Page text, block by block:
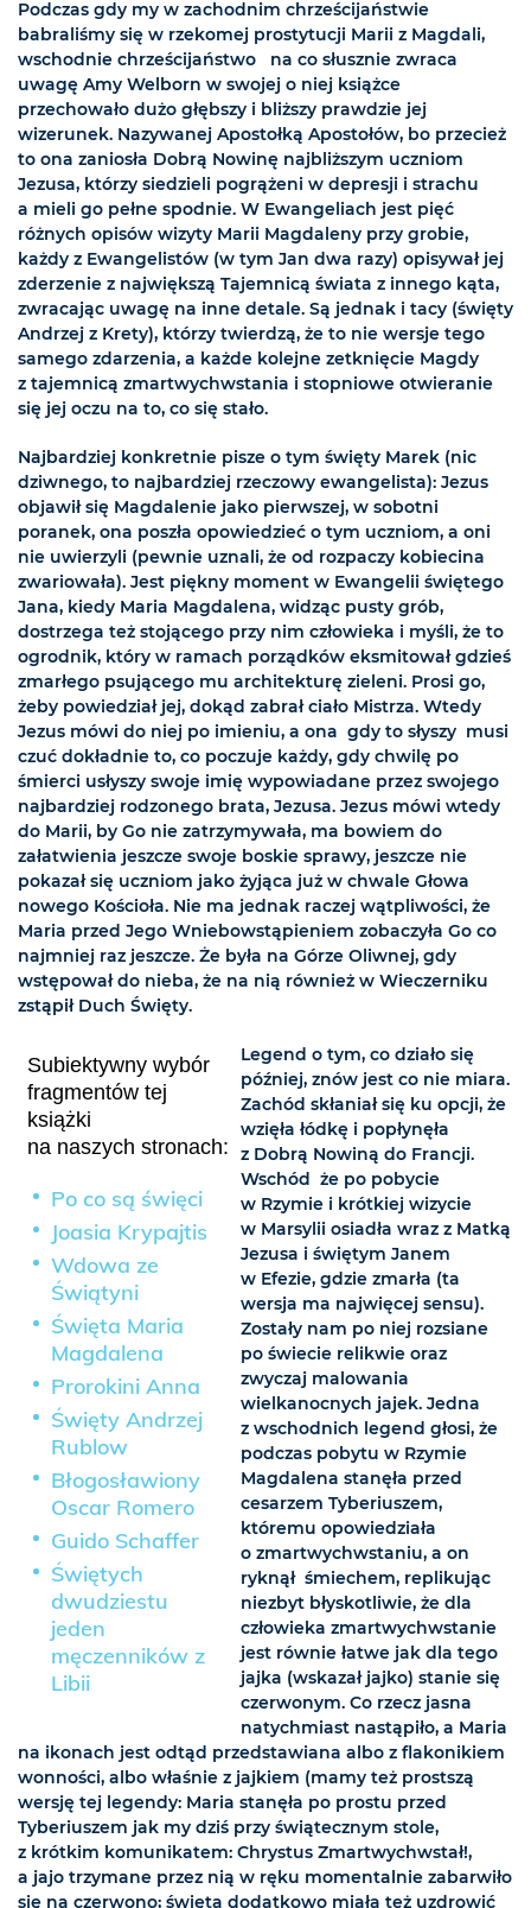
Podczas gdy my w zachodnim chrześcijaństwie
babraliśmy się w rzekomej prostytucji Marii z Magdali,
wschodnie chrześcijaństwo  na co słusznie zwraca
uwagę Amy Welborn w swojej o niej książce 
przechowało dużo głębszy i bliższy prawdzie jej
wizerunek. Nazywanej Apostołką Apostołów, bo przecież
to ona zaniosła Dobrą Nowinę najbliższym uczniom
Jezusa, którzy siedzieli pogrążeni w depresji i strachu 
a mieli go pełne spodnie. W Ewangeliach jest pięć
różnych opisów wizyty Marii Magdaleny przy grobie,
każdy z Ewangelistów (w tym Jan dwa razy) opisywał jej
zderzenie z największą Tajemnicą świata z innego kąta,
zwracając uwagę na inne detale. Są jednak i tacy (święty
Andrzej z Krety), którzy twierdzą, że to nie wersje tego
samego zdarzenia, a każde kolejne zetknięcie Magdy
z tajemnicą zmartwychwstania i stopniowe otwieranie
się jej oczu na to, co się stało.
Najbardziej konkretnie pisze o tym święty Marek (nic
dziwnego, to najbardziej rzeczowy ewangelista): Jezus
objawił się Magdalenie jako pierwszej, w sobotni
poranek, ona poszła opowiedzieć o tym uczniom, a oni
nie uwierzyli (pewnie uznali, że od rozpaczy kobiecina
zwariowała). Jest piękny moment w Ewangelii świętego
Jana, kiedy Maria Magdalena, widząc pusty grób,
dostrzega też stojącego przy nim człowieka i myśli, że to
ogrodnik, który w ramach porządków eksmitował gdzieś
zmarłego psującego mu architekturę zieleni. Prosi go,
żeby powiedział jej, dokąd zabrał ciało Mistrza. Wtedy
Jezus mówi do niej po imieniu, a ona  gdy to słyszy  musi
czuć dokładnie to, co poczuje każdy, gdy chwilę po
śmierci usłyszy swoje imię wypowiadane przez swojego
najbardziej rodzonego brata, Jezusa. Jezus mówi wtedy
do Marii, by Go nie zatrzymywała, ma bowiem do
załatwienia jeszcze swoje boskie sprawy, jeszcze nie
pokazał się uczniom jako żyjąca już w chwale Głowa
nowego Kościoła. Nie ma jednak raczej wątpliwości, że
Maria przed Jego Wniebowstąpieniem zobaczyła Go co
najmniej raz jeszcze. Że była na Górze Oliwnej, gdy
wstępował do nieba, że na nią również w Wieczerniku
zstąpił Duch Święty.
Subiektywny wybór
fragmentów tej
książki
na naszych stronach:
Po co są święci
Joasia Krypajtis
Wdowa ze
Świątyni
Święta Maria
Magdalena
Prorokini Anna
Święty Andrzej
Rublow
Błogosławiony
Oscar Romero
Guido Schaffer
Świętych
dwudziestu
jeden
męczenników z
Libii
Legend o tym, co działo się
później, znów jest co nie miara.
Zachód skłaniał się ku opcji, że
wzięła łódkę i popłynęła
z Dobrą Nowiną do Francji.
Wschód  że po pobycie
w Rzymie i krótkiej wizycie
w Marsylii osiadła wraz z Matką
Jezusa i świętym Janem
w Efezie, gdzie zmarła (ta
wersja ma najwięcej sensu).
Zostały nam po niej rozsiane
po świecie relikwie oraz
zwyczaj malowania
wielkanocnych jajek. Jedna
z wschodnich legend głosi, że
podczas pobytu w Rzymie
Magdalena stanęła przed
cesarzem Tyberiuszem,
któremu opowiedziała
o zmartwychwstaniu, a on
ryknął śmiechem, replikując
niezbyt błyskotliwie, że dla
człowieka zmartwychwstanie
jest równie łatwe jak dla tego
jajka (wskazał jajko) stanie się
czerwonym. Co rzecz jasna
natychmiast nastąpiło, a Maria
na ikonach jest odtąd przedstawiana albo z flakonikiem
wonności, albo właśnie z jajkiem (mamy też prostszą
wersję tej legendy: Maria stanęła po prostu przed
Tyberiuszem jak my dziś przy świątecznym stole,
z krótkim komunikatem: Chrystus Zmartwychwstał!,
a jajo trzymane przez nią w ręku momentalnie zabarwiło
się na czerwono; święta dodatkowo miała też uzdrowić